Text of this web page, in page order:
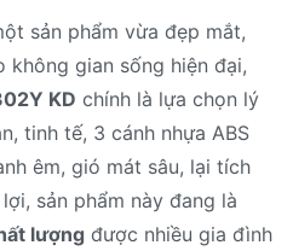
sản phẩm vừa đẹp mắt,
không gian sống hiện đại,
KD chính là lựa chọn lý
tinh tế, 3 cánh nhựa ABS
êm, gió mát sâu, lại tích
sản phẩm này đang là
lượng được nhiều gia đình